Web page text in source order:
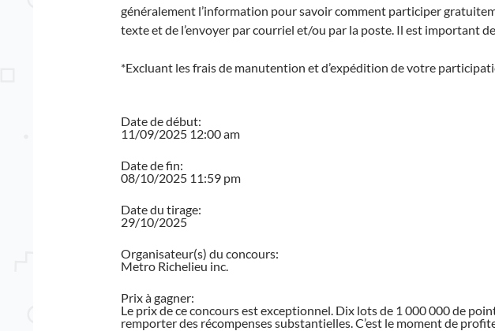
généralement l’information pour savoir comment participer
texte et de l’envoyer par courriel et/ou par la poste. Il est important
*Excluant les frais de manutention et d’expédition de votre
Date de début:
11/09/2025 12:00 am
Date de fin:
08/10/2025 11:59 pm
Date du tirage:
29/10/2025
Organisateur(s) du concours:
Metro Richelieu inc.
Prix à gagner:
Le prix de ce concours est exceptionnel. Dix lots de 1 000 000 de
remporter des récompenses substantielles. C’est le moment de